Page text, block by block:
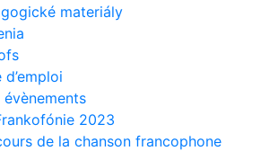
materiály
d’emploi
2023
de la chanson francophone